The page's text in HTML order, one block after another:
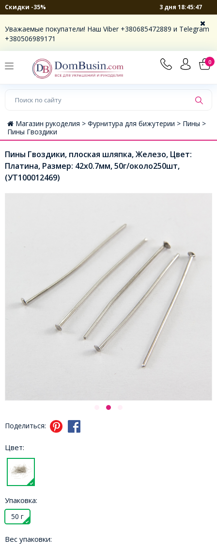
Скидки -35% 3 дня 18:45:47
Уважаемые покупатели! Наш Viber +380685472889 и Telegram
+380506989171
0
Магазин рукоделия > Фурнитура для бижутерии > Пины >
Пины Гвоздики
Пины Гвоздики, плоская шляпка, Железо, Цвет:
Платина, Размер: 42х0.7мм, 50г/около250шт,
(УТ100012469)
Поделиться:
Цвет:
Упаковка:
50 г
Вес упаковки: